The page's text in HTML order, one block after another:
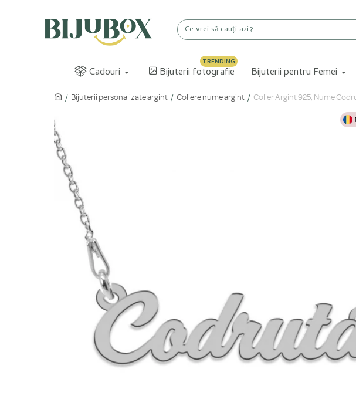
Cadouri Bijuterii fotografie
TRENDING
Bijuterii pentru Femei
Bijuterii personalizate argint Coliere nume argint Colier Argint 925, Nume